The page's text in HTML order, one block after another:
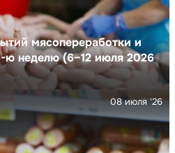
мясопереработки и
ю неделю (6–12 июля 2026
08 июля '26